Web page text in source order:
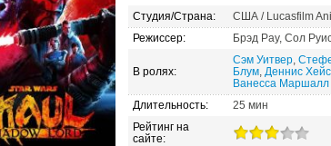
Студия/Страна:
США / Lucasfilm
Режиссер:
Брэд Рау, Сол
В ролях:
Сэм Уитвер,
Блум, Деннис
Ванесса Маршалл
Длительность:
25 мин
Рейтинг на
сайте: